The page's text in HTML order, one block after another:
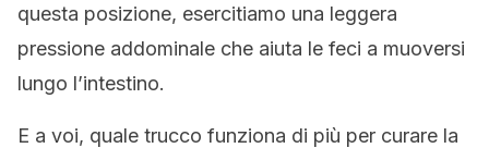
questa posizione, esercitiamo una leggera
pressione addominale che aiuta le feci a muoversi
lungo l’intestino.
E a voi, quale trucco funziona di più per curare la